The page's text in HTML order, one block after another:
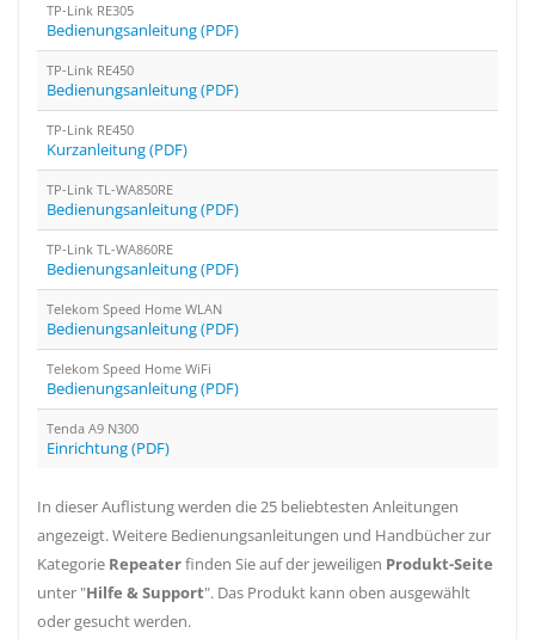
TP-Link RE305
Bedienungsanleitung (PDF)
TP-Link RE450
Bedienungsanleitung (PDF)
TP-Link RE450
Kurzanleitung (PDF)
TP-Link TL-WA850RE
Bedienungsanleitung (PDF)
TP-Link TL-WA860RE
Bedienungsanleitung (PDF)
Telekom Speed Home WLAN
Bedienungsanleitung (PDF)
Telekom Speed Home WiFi
Bedienungsanleitung (PDF)
Tenda A9 N300
Einrichtung (PDF)
In dieser Auflistung werden die 25 beliebtesten Anleitungen
angezeigt. Weitere Bedienungsanleitungen und Handbücher zur
Kategorie Repeaterfinden Sie auf der jeweiligen Produkt-Seite
unter "Hilfe & Support". Das Produkt kann oben ausgewählt
oder gesucht werden.